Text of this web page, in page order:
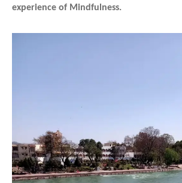
experience of Mindfulness.